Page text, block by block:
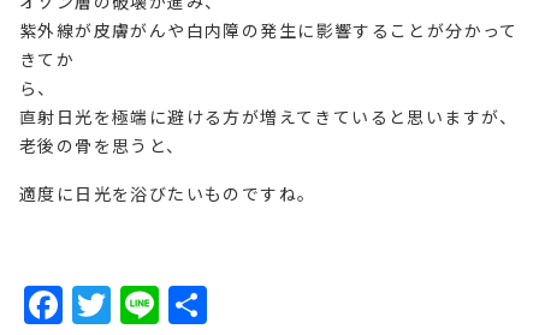
紫外線が皮膚がんや白内障の発生に影響することが分かって
きてか
ら、
直射日光を極端に避ける方が増えてきていると思いますが、
老後の骨を思うと、
適度に日光を浴びたいものですね。
F T Li